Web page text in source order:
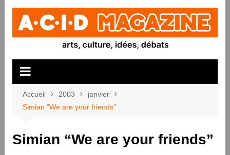
Aller
contenu
Accueil 2003
janvier
Simian “We are your friends”
Simian “We are your friends”